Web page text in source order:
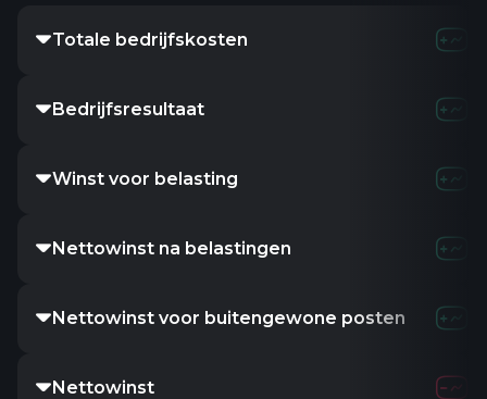
Totale bedrijfskosten
Bedrijfsresultaat
Winst voor belasting
Nettowinst na belastingen
Nettowinst voor buitengewone posten
Nettowinst